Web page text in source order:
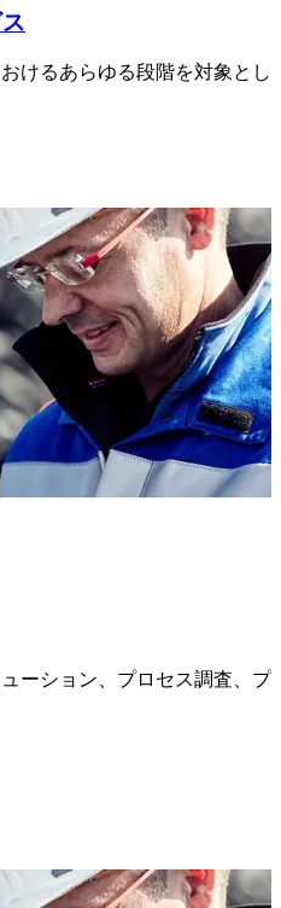
けるあらゆる段階を対象と
ーション、プロセス調査、